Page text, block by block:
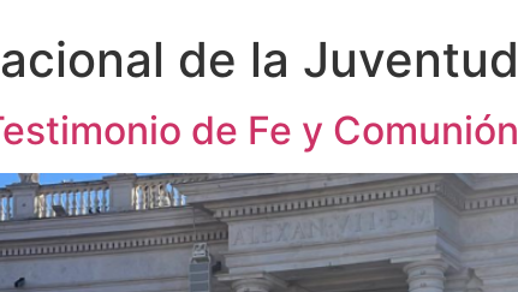
de la Juventud
de Fe y Comunión